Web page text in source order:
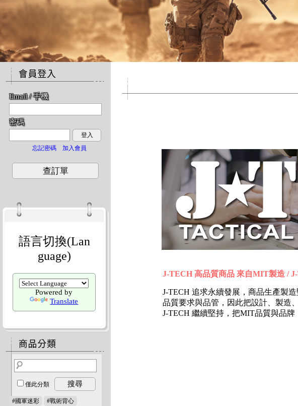
Email / 手機
密碼
登入
忘記密碼
加入會員
查訂單
語言切換(Lan
guage)
Powered by
Translate
僅此分類 搜尋
#國軍迷彩 #戰術背心
J-TECH 高品質商品 來自MIT製造 /
J-TECH 追求永續發展，商品生產製
品質要求與品管，因此把設計、製造
J-TECH 繼續堅持，把MIT品質與品